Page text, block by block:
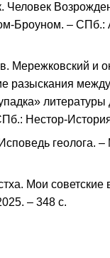
Человек
Броуном. – СПб.:
Мережковский и
разыскания
литературы
Нестор-
геолога.
Мои советские
– 348 с.